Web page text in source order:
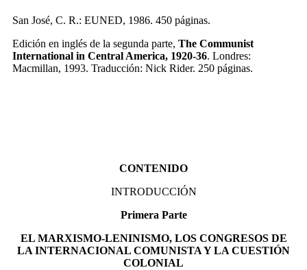
San José, C. R.: EUNED, 1986. 450 páginas.
Edición en inglés de la segunda parte, The Communist
International in Central America, 1920-36. Londres:
Macmillan, 1993. Traducción: Nick Rider. 250 páginas.
CONTENIDO
INTRODUCCIÓN
Primera Parte
EL MARXISMO-LENINISMO, LOS CONGRESOS DE
LA INTERNACIONAL COMUNISTA Y LA CUESTIÓN
COLONIAL